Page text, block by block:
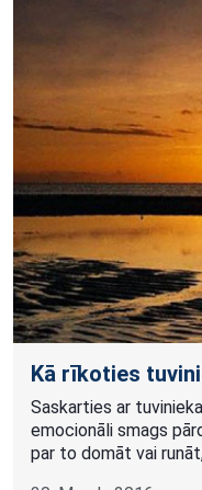
Kā rīkoties
Saskarties ar
emocionāli smags
par to domāt vai